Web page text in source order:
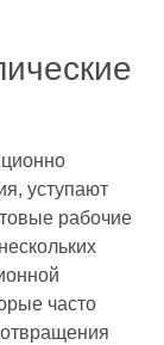
уступают
рабочие
часто